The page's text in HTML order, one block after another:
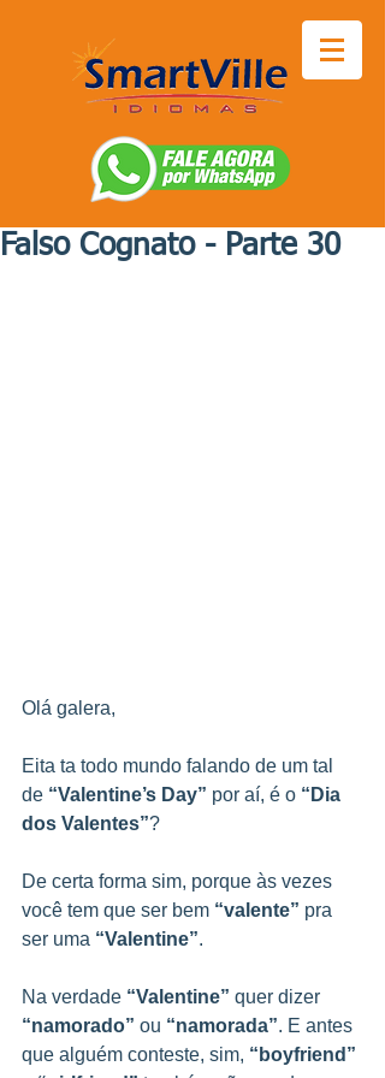
Falso Cognato - Parte 30
Olá galera,
Eita ta todo mundo falando de um tal
de “Valentine’s Day” por aí, é o “Dia
dos Valentes”?
De certa forma sim, porque às vezes
você tem que ser bem “valente” pra
ser uma “Valentine”.
Na verdade “Valentine” quer dizer
“namorado” ou “namorada”. E antes
que alguém conteste, sim, “boyfriend”